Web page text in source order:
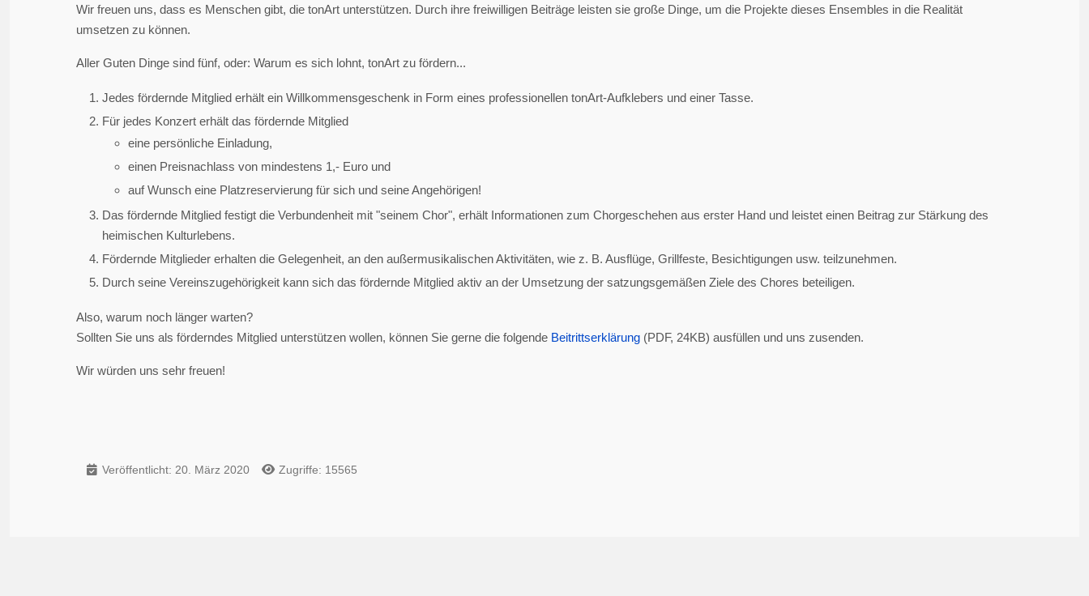
Wir freuen uns, dass es Menschen gibt, die tonArt unterstützen. Durch ihre freiwilligen Beiträge leisten sie große Dinge, um die Projekte dieses Ensembles in die Realität
umsetzen zu können.
Aller Guten Dinge sind fünf, oder: Warum es sich lohnt, tonArt zu fördern...
Jedes fördernde Mitglied erhält ein Willkommensgeschenk in Form eines professionellen tonArt-Aufklebers und einer Tasse.
Für jedes Konzert erhält das fördernde Mitglied
eine persönliche Einladung,
einen Preisnachlass von mindestens 1,- Euro und
auf Wunsch eine Platzreservierung für sich und seine Angehörigen!
Das fördernde Mitglied festigt die Verbundenheit mit "seinem Chor", erhält Informationen zum Chorgeschehen aus erster Hand und leistet einen Beitrag zur Stärkung des
heimischen Kulturlebens.
Fördernde Mitglieder erhalten die Gelegenheit, an den außermusikalischen Aktivitäten, wie z. B. Ausflüge, Grillfeste, Besichtigungen usw. teilzunehmen.
Durch seine Vereinszugehörigkeit kann sich das fördernde Mitglied aktiv an der Umsetzung der satzungsgemäßen Ziele des Chores beteiligen.
Also, warum noch länger warten?
Sollten Sie uns als förderndes Mitglied unterstützen wollen, können Sie gerne die folgende Beitrittserklärung (PDF, 24KB) ausfüllen und uns zusenden.
Wir würden uns sehr freuen!
Veröffentlicht: 20. März 2020 Zugriffe: 15565